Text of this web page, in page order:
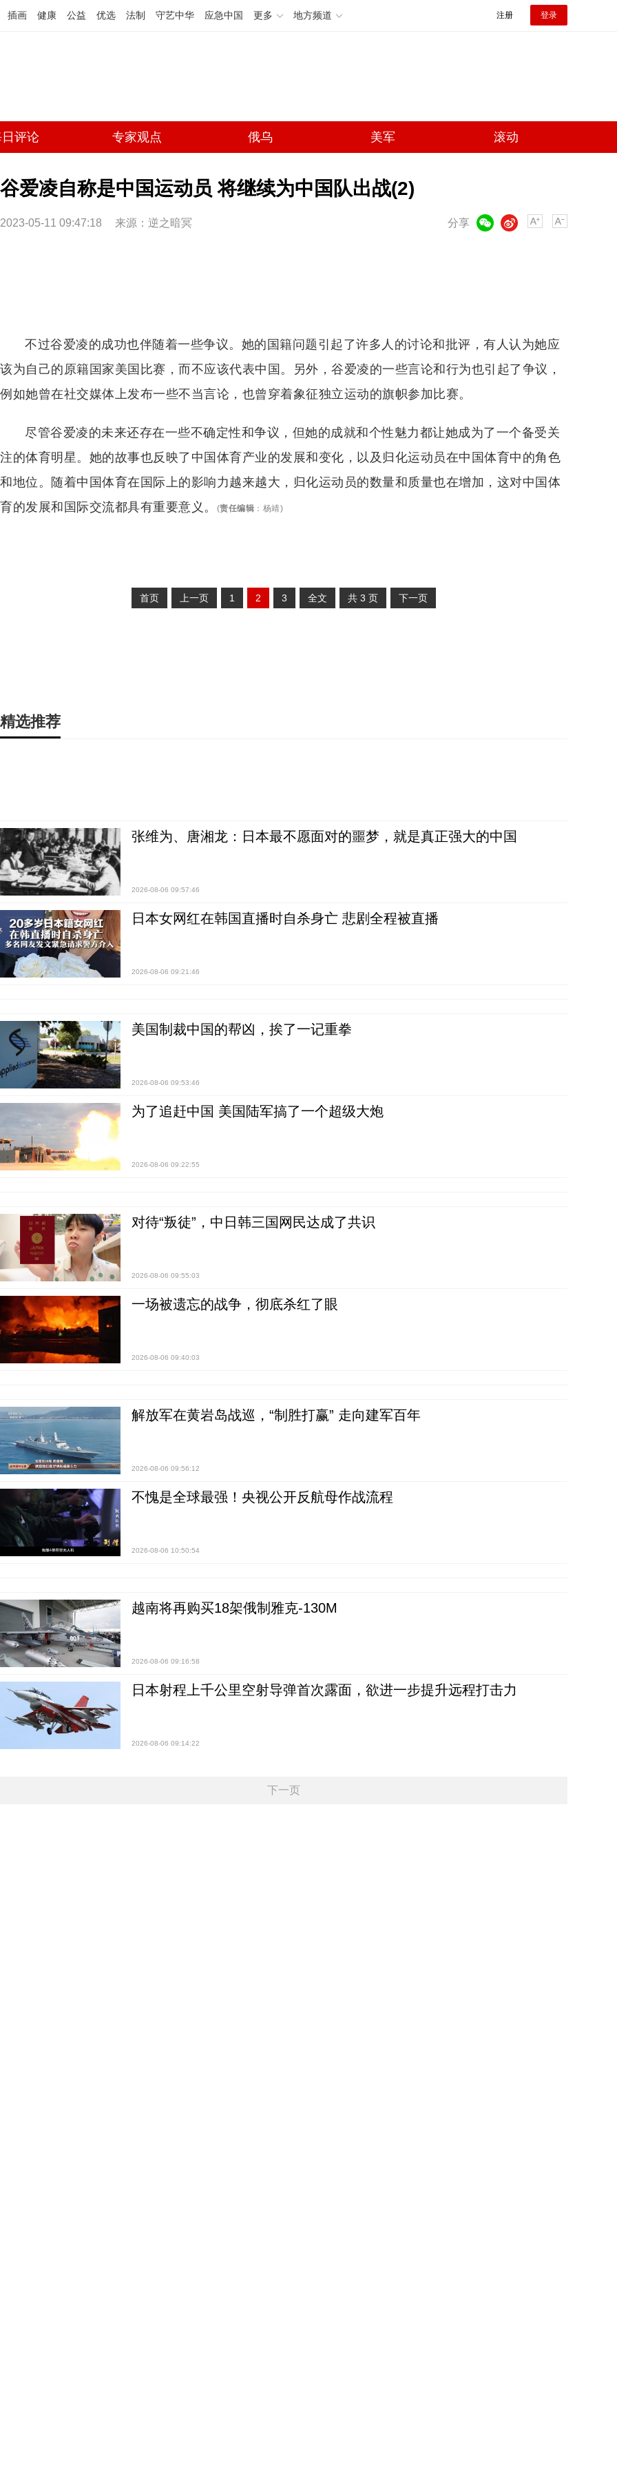
插画 健康 公益 优选 法制 守艺中华 应急中国 更多 地方频道 注册 登录
评论 专家观点 俄乌 美军 滚动
谷爱凌自称是中国运动员 将继续为中国队出战(2)
2023-05-11 09:47:18 来源：逆之暗冥 分享
微博
不过谷爱凌的成功也伴随着一些争议。她的国籍问题引起了许多人的讨论和批评，有人认为她应
该为自己的原籍国家美国比赛，而不应该代表中国。另外，谷爱凌的一些言论和行为也引起了争议，
例如她曾在社交媒体上发布一些不当言论，也曾穿着象征独立运动的旗帜参加比赛。
尽管谷爱凌的未来还存在一些不确定性和争议，但她的成就和个性魅力都让她成为了一个备受关
注的体育明星。她的故事也反映了中国体育产业的发展和变化，以及归化运动员在中国体育中的角色
和地位。随着中国体育在国际上的影响力越来越大，归化运动员的数量和质量也在增加，这对中国体
育的发展和国际交流都具有重要意义。
(责任编辑 ： 杨靖)
首页 上一页 1 2 3 全文 共 3 页 下一页
精选推荐
张维为、唐湘龙：日本最不愿面对的噩梦，就是真正强大的中国
2026-08-06 09:57:46
日本女网红在韩国直播时自杀身亡 悲剧全程被直播
2026-08-06 09:21:46
美国制裁中国的帮凶，挨了一记重拳
2026-08-06 09:53:46
为了追赶中国 美国陆军搞了一个超级大炮
2026-08-06 09:22:55
对待“叛徒”，中日韩三国网民达成了共识
2026-08-06 09:55:03
一场被遗忘的战争，彻底杀红了眼
2026-08-06 09:40:03
解放军在黄岩岛战巡，“制胜打赢” 走向建军百年
2026-08-06 09:56:12
不愧是全球最强！央视公开反航母作战流程
2026-08-06 10:50:54
越南将再购买18架俄制雅克-130M
2026-08-06 09:16:58
日本射程上千公里空射导弹首次露面，欲进一步提升远程打击力
2026-08-06 09:14:22
下一页